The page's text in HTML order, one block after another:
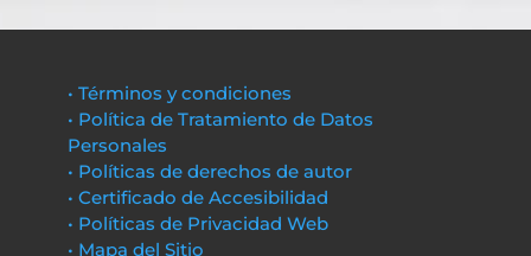
• Términos y condiciones
• Política de Tratamiento de Datos
Personales
• Políticas de derechos de autor
• Certificado de Accesibilidad
• Políticas de Privacidad Web
• Mapa del Sitio